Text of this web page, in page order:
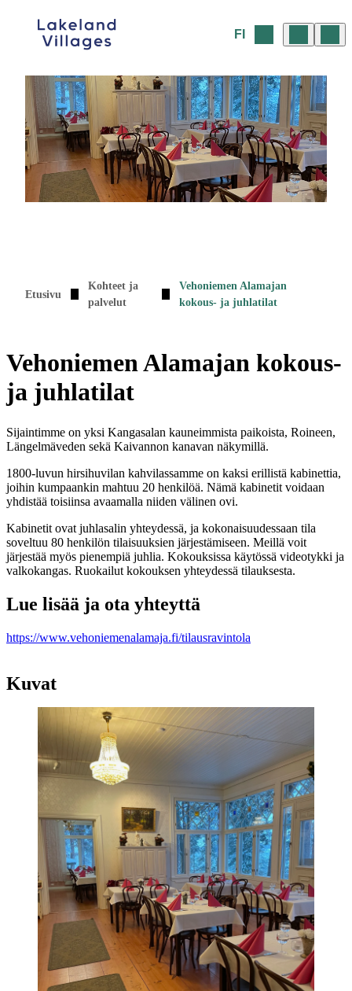
sisältöön
FI
Etusivu
Kohteet ja
palvelut
Vehoniemen Alamajan
kokous- ja juhlatilat
Vehoniemen Alamajan kokous-
ja juhlatilat
Sijaintimme on yksi Kangasalan kauneimmista paikoista, Roineen,
Längelmäveden sekä Kaivannon kanavan näkymillä.
1800-luvun hirsihuvilan kahvilassamme on kaksi erillistä kabinettia,
joihin kumpaankin mahtuu 20 henkilöä. Nämä kabinetit voidaan
yhdistää toisiinsa avaamalla niiden välinen ovi.
Kabinetit ovat juhlasalin yhteydessä, ja kokonaisuudessaan tila
soveltuu 80 henkilön tilaisuuksien järjestämiseen. Meillä voit
järjestää myös pienempiä juhlia. Kokouksissa käytössä videotykki ja
valkokangas. Ruokailut kokouksen yhteydessä tilauksesta.
Lue lisää ja ota yhteyttä
https://www.vehoniemenalamaja.fi/tilausravintola
Kuvat